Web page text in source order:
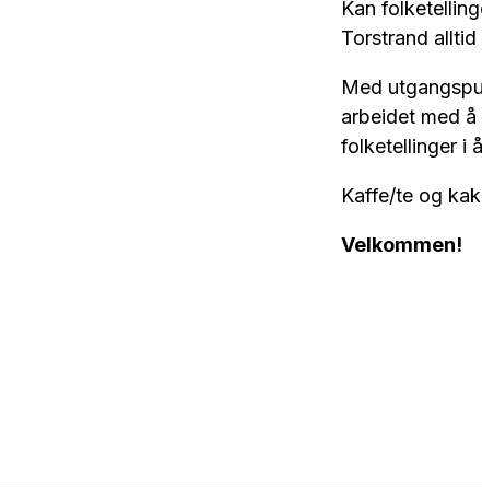
Kan
Torstrand
Med
arbeidet med
folketellinger i
Kaffe/te og
Velkommen!